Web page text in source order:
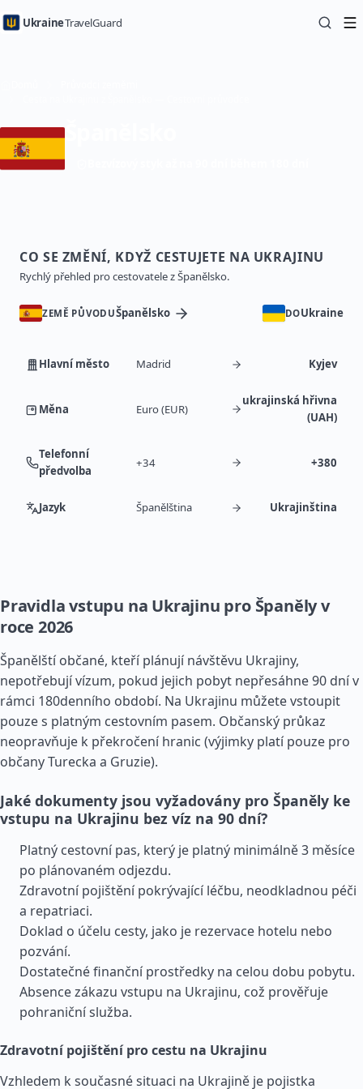
UkraineTravelGuard
CO SE ZMĚNÍ, KDYŽ CESTUJETE NA UKRAJINU
Rychlý přehled pro cestovatele z Španělsko.
ZEMĚ PŮVODUŠpanělsko DOUkraine
Hlavní město Madrid Kyjev
Měna Euro (EUR)
ukrajinská hřivna
(UAH)
Telefonní
předvolba
+34 +380
Jazyk Španělština Ukrajinština
Pravidla vstupu na Ukrajinu pro Španěly v
roce 2026
Španělští občané, kteří plánují návštěvu Ukrajiny,
nepotřebují vízum, pokud jejich pobyt nepřesáhne 90 dní v
rámci 180denního období. Na Ukrajinu můžete vstoupit
pouze s platným cestovním pasem. Občanský průkaz
neopravňuje k překročení hranic (výjimky platí pouze pro
občany Turecka a Gruzie).
Jaké dokumenty jsou vyžadovány pro Španěly ke
vstupu na Ukrajinu bez víz na 90 dní?
Platný cestovní pas, který je platný minimálně 3 měsíce
po plánovaném odjezdu.
Zdravotní pojištění pokrývající léčbu, neodkladnou péči
a repatriaci.
Doklad o účelu cesty, jako je rezervace hotelu nebo
pozvání.
Dostatečné finanční prostředky na celou dobu pobytu.
Absence zákazu vstupu na Ukrajinu, což prověřuje
pohraniční služba.
Zdravotní pojištění pro cestu na Ukrajinu
Vzhledem k současné situaci na Ukrajině je pojistka